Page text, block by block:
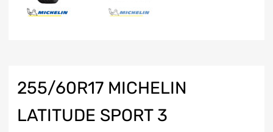
255/60R17 MICHELIN
LATITUDE SPORT 3